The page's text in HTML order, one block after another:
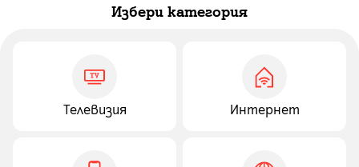
Избери категория
Телевизия Интернет